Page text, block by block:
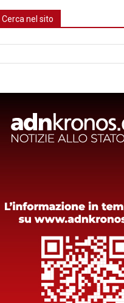
Cerca nel sito